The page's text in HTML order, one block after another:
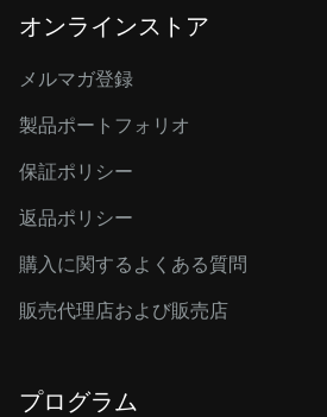
オンラインストア
メルマガ登録
製品ポートフォリオ
保証ポリシー
返品ポリシー
購入に関するよくある質問
販売代理店および販売店
プログラム